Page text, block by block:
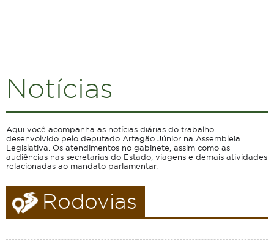
Notícias
Aqui você acompanha as notícias diárias do trabalho
desenvolvido pelo deputado Artagão Júnior na Assembleia
Legislativa. Os atendimentos no gabinete, assim como as
audiências nas secretarias do Estado, viagens e demais atividades
relacionadas ao mandato parlamentar.
Rodovias